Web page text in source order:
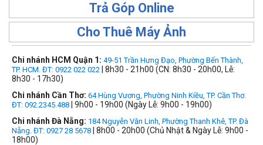
Trả Góp Online
Cho Thuê Máy Ảnh
Chi nhánh HCM Quận 1: 49-51 Trần Hưng Đạo, Phường Bến Thành,
TP. HCM. ĐT: 0922 022 022 | 8h30 - 21h00 (CN: 8h30 - 20h00, Lễ:
8h30 - 17h30)
Chi nhánh Cần Thơ: 64 Hùng Vương, Phường Ninh Kiều, TP. Cần Thơ.
ĐT: 092.2345.488 | 9h00 - 19h00 (Ngày Lễ: 9h00 - 19h00)
Chi nhánh Đà Nẵng: 184 Nguyễn Văn Linh, Phường Thanh Khê, TP. Đà
Nẵng. ĐT: 0927 28 5678 | 8h00 - 20h00 (Chủ Nhật & Ngày Lễ: 9h00 -
18h00)